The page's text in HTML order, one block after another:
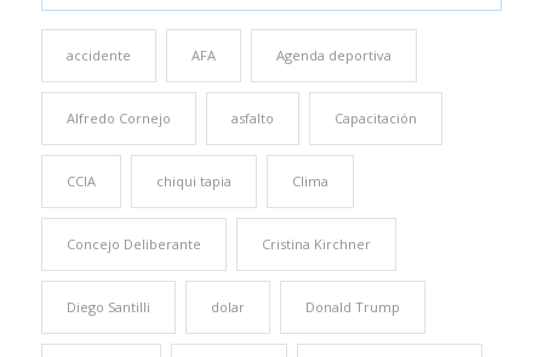
accidente AFA Agenda deportiva
Alfredo Cornejo asfalto Capacitación
CCIA chiqui tapia Clima
Concejo Deliberante Cristina Kirchner
Diego Santilli dolar Donald Trump